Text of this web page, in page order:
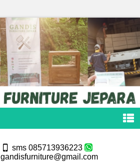
sms 085713936223
gandisfurniture@gmail.com